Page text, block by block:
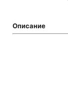
Описание